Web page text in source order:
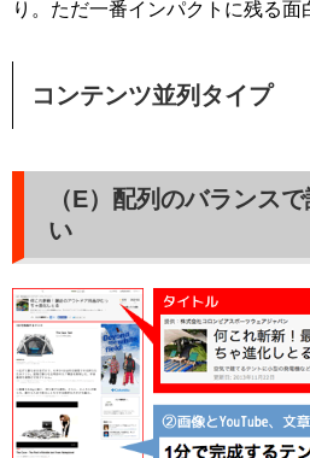
り。ただ一番インパクトに残る面
コンテンツ並列タイプ
（E）配列のバランス
い